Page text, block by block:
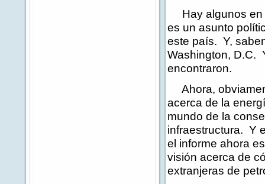
Hay algunos en
es un asunto
este país. Y,
Washington, D.C.
encontraron.
Ahora,
acerca de la
mundo de la
infraestructura. Y
el informe ahora
visión acerca de
extranjeras de